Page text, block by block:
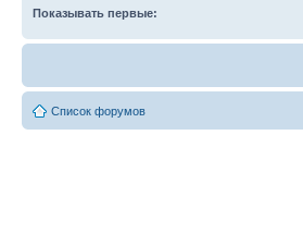
Показывать первые:
Список форумов